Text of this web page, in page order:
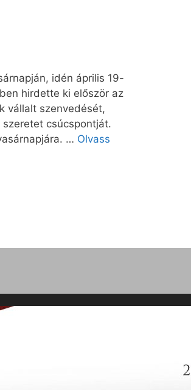
idén április 19-
hirdette ki először az
vállalt szenvedését,
csúcspontját.
… Olvass